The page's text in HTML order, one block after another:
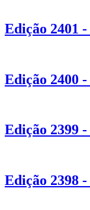
Edição 2401
Edição 2400
Edição 2399
Edição 2398